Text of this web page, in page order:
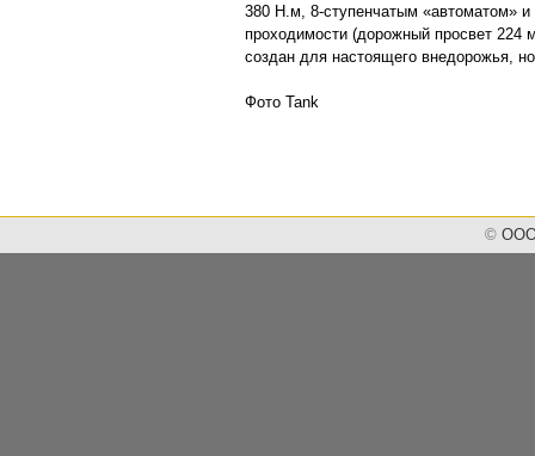
380 Н.м, 8-ступенчатым «автоматом» и
проходимости (дорожный просвет
создан для настоящего внедорожья,
Фото Tank
© ООО